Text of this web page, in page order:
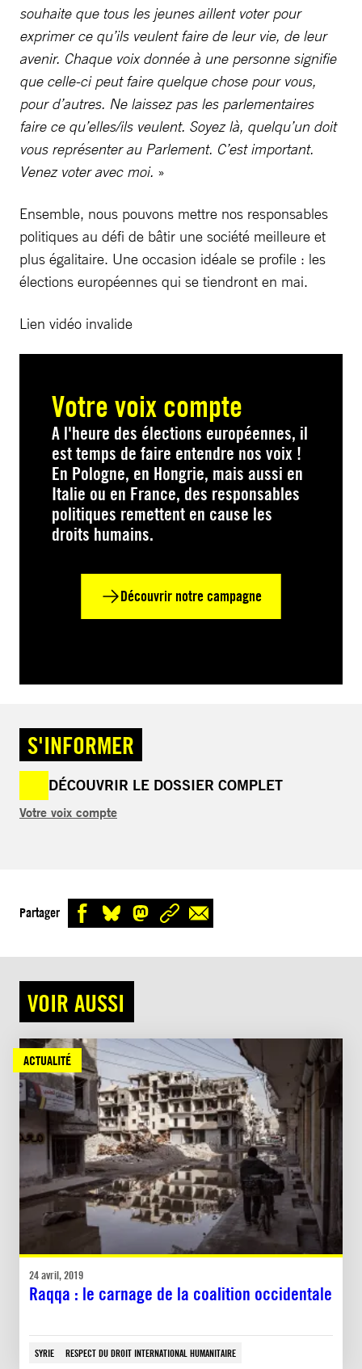
souhaite que tous les jeunes aillent voter pour
exprimer ce qu’ils veulent faire de leur vie, de leur
avenir. Chaque voix donnée à une personne signifie
que celle-ci peut faire quelque chose pour vous,
pour d’autres. Ne laissez pas les parlementaires
faire ce qu’elles/ils veulent. Soyez là, quelqu’un doit
vous représenter au Parlement. C’est important.
Venez voter avec moi. »
Ensemble, nous pouvons mettre nos responsables
politiques au défi de bâtir une société meilleure et
plus égalitaire. Une occasion idéale se profile : les
élections européennes qui se tiendront en mai.
Lien vidéo invalide
Votre voix compte
A l'heure des élections européennes, il
est temps de faire entendre nos voix !
En Pologne, en Hongrie, mais aussi en
Italie ou en France, des responsables
politiques remettent en cause les
droits humains.
Découvrir notre campagne
S'INFORMER
DÉCOUVRIR LE DOSSIER COMPLET
Votre voix compte
Partager
VOIR AUSSI
ACTUALITÉ
24 avril, 2019
Raqqa : le carnage de la coalition occidentale
SYRIE RESPECT DU DROIT INTERNATIONAL HUMANITAIRE